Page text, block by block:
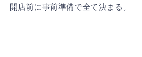
開店前に事前準備で全て決まる。